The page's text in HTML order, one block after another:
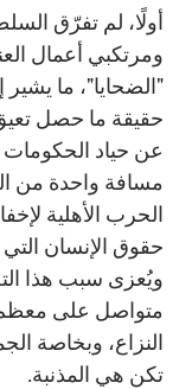
أولًا، لم تفرّق
ومرتكبي أعمال
"الضحايا"، ما
حقيقة ما حصل
عن حياد الحكومات
مسافة واحدة من
الحرب الأهلية
حقوق الإنسان
ويُعزى سبب هذا
متواصل على معظم
النزاع، وبخاصة
تكن هي المذنبة.